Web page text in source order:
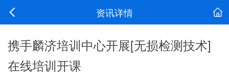
资讯详情
携手麟济培训中心开展[无损检测技术]
在线培训开课